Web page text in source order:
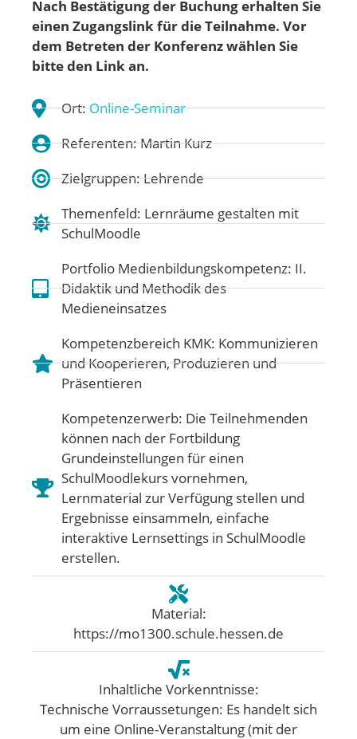
Nach Bestätigung der Buchung erhalten Sie
einen Zugangslink für die Teilnahme. Vor
dem Betreten der Konferenz wählen Sie
bitte den Link an.
Ort:Online-Seminar
Referenten: Martin Kurz
Zielgruppen: Lehrende
Themenfeld: Lernräume gestalten mit
SchulMoodle
Portfolio Medienbildungskompetenz: II.
Didaktik und Methodik des
Medieneinsatzes
Kompetenzbereich KMK: Kommunizieren
und Kooperieren,Produzieren und
Präsentieren
Kompetenzerwerb: Die Teilnehmenden
können nach der Fortbildung
Grundeinstellungen für einen
SchulMoodlekurs vornehmen,
Lernmaterial zur Verfügung stellen und
Ergebnisse einsammeln, einfache
interaktive Lernsettings in SchulMoodle
erstellen.
Material:
https://mo1300.schule.hessen.de
Inhaltliche Vorkenntnisse:
Technische Vorraussetungen: Es handelt sich
um eine Online-Veranstaltung (mit der